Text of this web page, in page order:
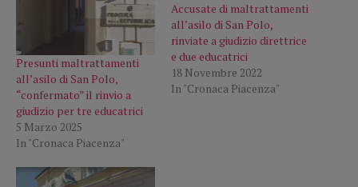
Presunti maltrattamenti
all’asilo di San Polo,
“confermato” il rinvio a
giudizio per tre educatrici
5 Marzo 2025
In "Cronaca Piacenza"
Accusate di maltrattamenti
all’asilo di San Polo,
rinviate a giudizio direttrice
e due educatrici
18 Novembre 2022
In "Cronaca Piacenza"